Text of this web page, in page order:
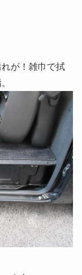
が！雑巾で拭